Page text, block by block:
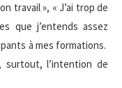
travail », « J’ai trop de
que j’entends assez
à mes formations.
surtout, l’intention de